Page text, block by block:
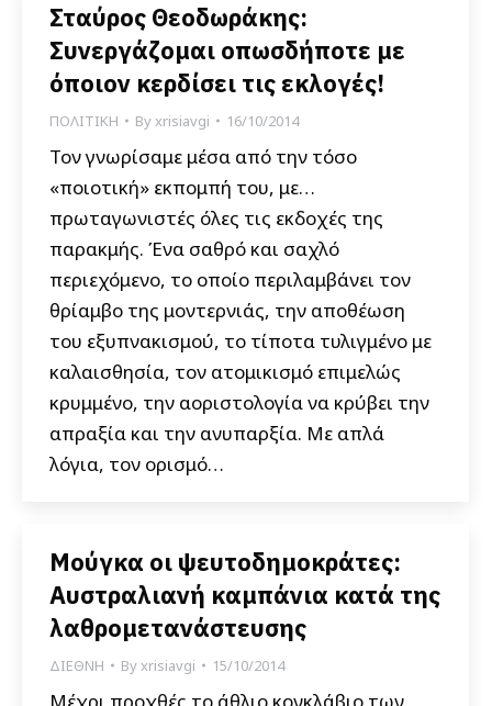
Σταύρος Θεοδωράκης:
Συνεργάζομαι οπωσδήποτε με
όποιον κερδίσει τις εκλογές!
ΠΟΛΙΤΙΚΗ Byxrisiavgi 16/10/2014
Τον γνωρίσαμε μέσα από την τόσο
«ποιοτική» εκπομπή του, με…
πρωταγωνιστές όλες τις εκδοχές της
παρακμής. Ένα σαθρό και σαχλό
περιεχόμενο, το οποίο περιλαμβάνει τον
θρίαμβο της μοντερνιάς, την αποθέωση
του εξυπνακισμού, το τίποτα τυλιγμένο με
καλαισθησία, τον ατομικισμό επιμελώς
κρυμμένο, την αοριστολογία να κρύβει την
απραξία και την ανυπαρξία. Με απλά
λόγια, τον ορισμό…
Μούγκα οι ψευτοδημοκράτες:
Αυστραλιανή καμπάνια κατά της
λαθρομετανάστευσης
ΔΙΕΘΝΗ Byxrisiavgi 15/10/2014